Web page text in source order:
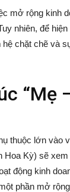
mở rộng kinh
nhiên, để
chặt chẽ và
“Mẹ
thuộc lớn vào
Hoa Kỳ) sẽ
động kinh
phần mở